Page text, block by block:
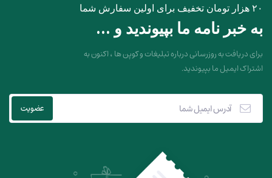
۲۰ هزار تومان تخفیف برای اولین سفارش شما
به خبر نامه ما بپیوندید و ...
برای دریافت به روزرسانی درباره تبلیغات و کوپن ها ، اکنون به
اشتراک ایمیل ما بپیوندید.